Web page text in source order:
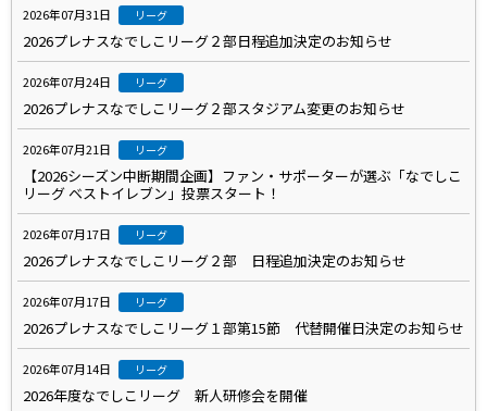
2026年07月31日 リーグ
2026プレナスなでしこリーグ２部日程追加決定のお知らせ
2026年07月24日 リーグ
2026プレナスなでしこリーグ２部スタジアム変更のお知らせ
2026年07月21日 リーグ
【2026シーズン中断期間企画】ファン・サポーターが選ぶ「なでしこ
リーグ ベストイレブン」投票スタート！
2026年07月17日 リーグ
2026プレナスなでしこリーグ２部 日程追加決定のお知らせ
2026年07月17日 リーグ
2026プレナスなでしこリーグ１部第15節 代替開催日決定のお知らせ
2026年07月14日 リーグ
2026年度なでしこリーグ 新人研修会を開催